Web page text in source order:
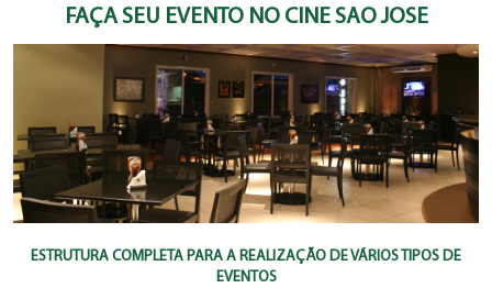
FAÇA SEU EVENTO NO CINE SÃO JOSÉ
ESTRUTURA COMPLETA PARA A REALIZAÇÃO DE VÁRIOS TIPOS DE
EVENTOS